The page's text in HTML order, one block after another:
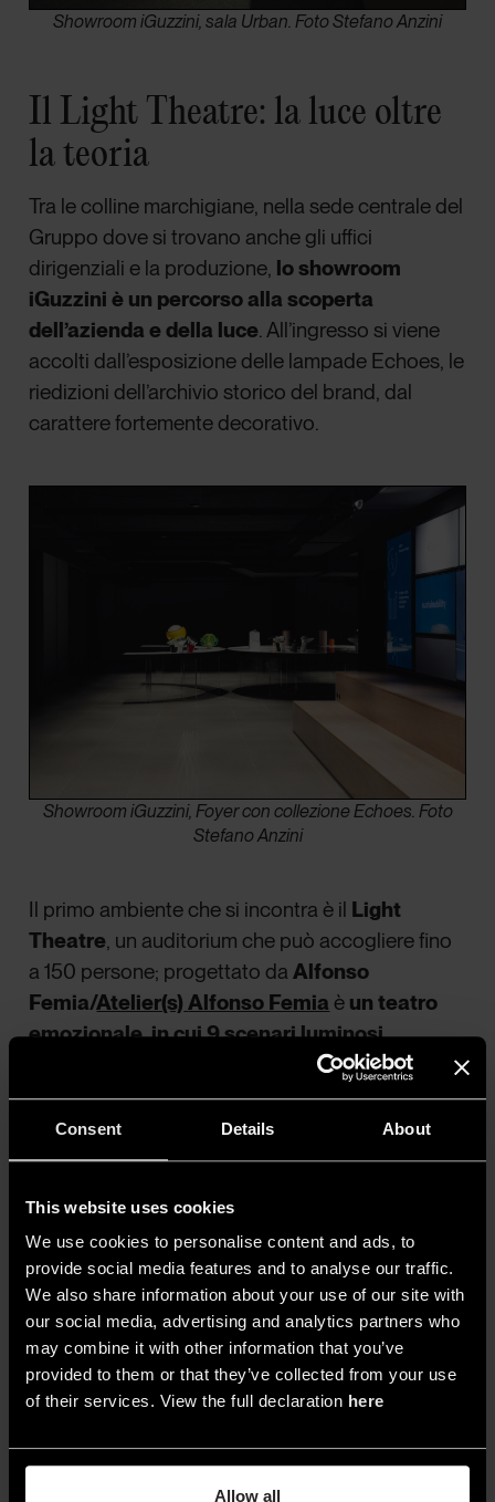
Consent Details About
This website uses cookies
We use cookies to personalise content and ads, to
provide social media features and to analyse our traffic.
We also share information about your use of our site with
our social media, advertising and analytics partners who
may combine it with other information that you’ve
provided to them or that they’ve collected from your use
of their services. View the full declaration here
Allow all
Showroom iGuzzini, sala Urban. Foto Stefano Anzini
Il Light Theatre: la luce oltre
la teoria
Tra le colline marchigiane, nella sede centrale del
Gruppo dove si trovano anche gli uffici
dirigenziali e la produzione, lo showroom
iGuzzini è un percorso alla scoperta
dell’azienda e della luce. All’ingresso si viene
accolti dall’esposizione delle lampade Echoes, le
riedizioni dell’archivio storico del brand, dal
carattere fortemente decorativo.
Showroom iGuzzini, Foyer con collezione Echoes. Foto
Stefano Anzini
Il primo ambiente che si incontra è il Light
Theatre, un auditorium che può accogliere fino
a 150 persone; progettato daAlfonso
Femia/Atelier(s) Alfonso Femia è un teatro
emozionale, in cui 9 scenari luminosi
preimpostati secondo il progetto di Artec Studio
vengono “lanciati”per far capire agli ospiti con
una dimostrazione pratica come i materiali, la
profondità di una sala, la sua lettura emozionale,
o fredda, se si punta sul colore, se si opta per
un’illuminazione d’accento o per una luce
d’ambiente.